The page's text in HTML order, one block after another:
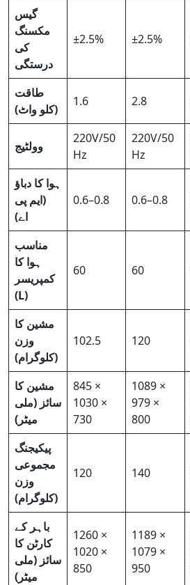
گیس
مکسنگ
کی
درستگی
±2.5% ±2.5%
طاقت
(کلو واٹ)
1.6 2.8
وولٹیج
220V/50
Hz
220V/50
Hz
ہوا کا دباؤ
(ایم پی
اے)
0.6–0.8 0.6–0.8
مناسب
ہوا کا
کمپریسر
(L)
60 60
مشین کا
وزن
(کلوگرام)
102.5 120
مشین کا
سائز (ملی
میٹر)
845 ×
1030 ×
730
1089 ×
979 ×
800
پیکیجنگ
مجموعی
وزن
(کلوگرام)
120 140
باہر کے
کارٹن کا
سائز (ملی
میٹر)
1260 ×
1020 ×
850
1189 ×
1079 ×
950